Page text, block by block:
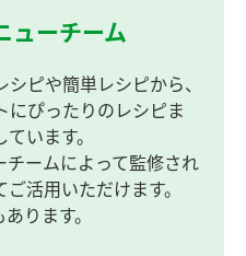
ューチーム
ピや簡単レシピから、
にぴったりのレシピま
います。
チームによって監修され
活用いただけます。
ります。